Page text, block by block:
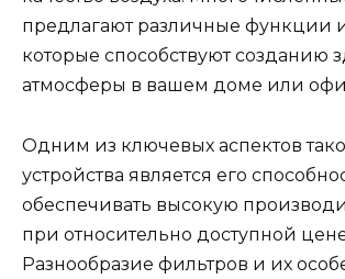
предлагают различные функции
которые способствуют созданию
атмосферы в вашем доме или
Одним из ключевых аспектов
устройства является его
обеспечивать высокую
при относительно доступной
Разнообразие фильтров и их